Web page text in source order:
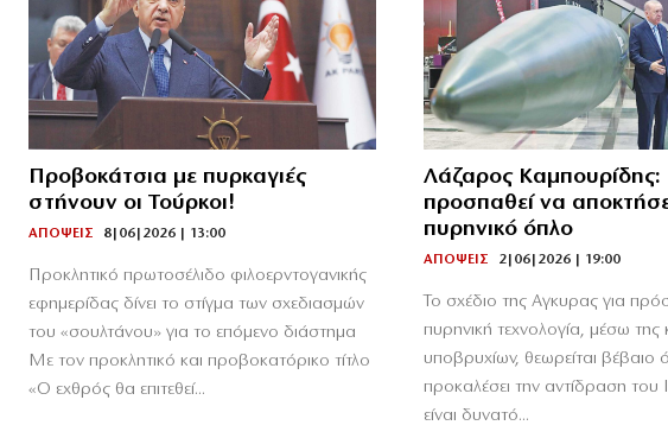
Προβοκάτσια με πυρκαγιές
στήνουν οι Τούρκοι!
ΑΠΟΨΕΙΣ 8|06|2026 | 13:00
Προκλητικό πρωτοσέλιδο φιλοερντογανικής
εφημερίδας δίνει το στίγμα των σχεδιασμών
του «σουλτάνου» για το επόμενο διάστημα
Με τον προκλητικό και προβοκατόρικο τίτλο
«Ο εχθρός θα επιτεθεί...
Λάζαρος Καμπουρίδης:
προσπαθεί να
πυρηνικό όπλο
ΑΠΟΨΕΙΣ 2|06|2026 | 19:00
Το σχέδιο της Αγκυρας για
πυρηνική τεχνολογία, μέσω της
υποβρυχίων, θεωρείται βέβαιο
προκαλέσει την αντίδραση του
είναι δυνατό...